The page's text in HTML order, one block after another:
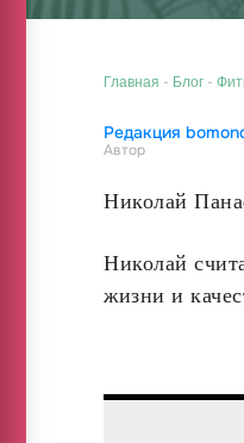
Главная - Блог -
Редакция
Автор
Николай
Николай
жизни и